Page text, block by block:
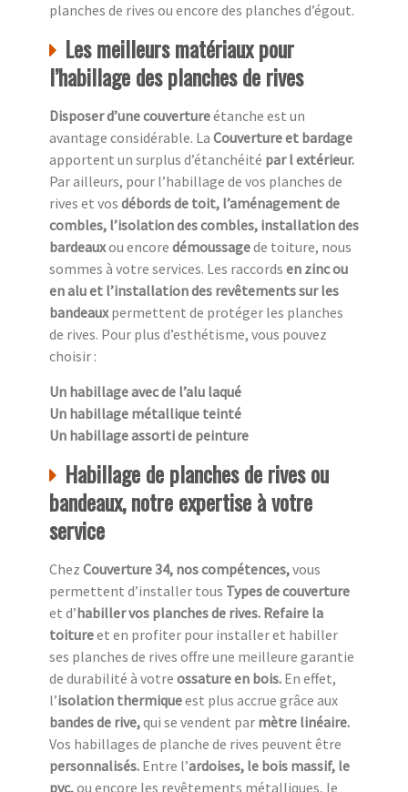
planches de rives ou encore des planches d’égout.
Les meilleurs matériaux pour
l’habillage des planches de rives
Disposer d’une couvertureétanche est un
avantage considérable. La Couverture et bardage
apportent un surplus d’étanchéité par l extérieur.
Par ailleurs, pour l’habillage de vos planches de
rives et vos débords de toit, l’aménagement de
combles, l’isolation des combles, installation des
bardeauxou encore démoussagede toiture, nous
sommes à votre services. Les raccords en zinc ou
en alu et l’installation des revêtements sur les
bandeauxpermettent de protéger les planches
de rives. Pour plus d’esthétisme, vous pouvez
choisir :
Un habillage avec de l’alu laqué
Un habillage métallique teinté
Un habillage assorti de peinture
Habillage de planches de rives ou
bandeaux, notre expertise à votre
service
Chez Couverture 34, nos compétences,vous
permettent d’installer tous Types de couverture
et d’habiller vos planches de rives. Refaire la
toitureet en profiter pour installer et habiller
ses planches de rives offre une meilleure garantie
de durabilité à votre ossature en bois. En effet,
l’isolation thermiqueest plus accrue grâce aux
bandes de rive,qui se vendent par mètre linéaire.
Vos habillages de planche de rives peuvent être
personnalisés. Entre l’ardoises, le bois massif, le
pvc,ou encore les revêtements métalliques, le